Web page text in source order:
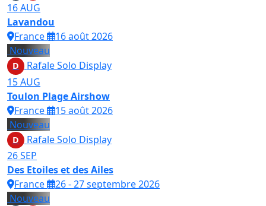
16AUG
Lavandou
France
16 août 2026
Nouveau
D
Rafale Solo Display
15AUG
Toulon Plage Airshow
France
15 août 2026
Nouveau
D
Rafale Solo Display
26SEP
Des Etoiles et des Ailes
France
26 - 27 septembre 2026
Nouveau